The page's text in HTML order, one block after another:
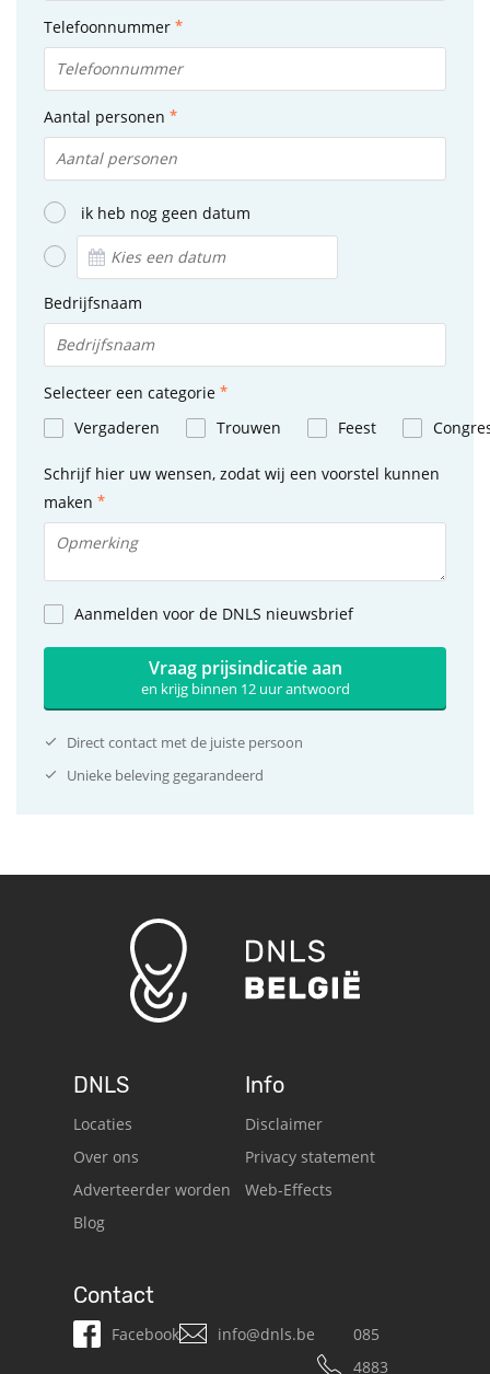
Telefoonnummer
Aantal personen
ik heb nog geen datum
Bedrijfsnaam
Selecteer een categorie
Vergaderen
Trouwen Feest
Schrijf hier uw wensen, zodat wij een voorstel kunnen
maken
Aanmelden voor de DNLS nieuwsbrief
Vraag prijsindicatie aan
en krijg binnen 12 uur antwoord
Direct contact met de juiste persoon
Unieke beleving gegarandeerd
DNLS
Locaties
Over ons
Adverteerder worden
Blog
Info
Disclaimer
Privacy statement
Web-Effects
Contact
Facebook info@dnls.be
085
4883